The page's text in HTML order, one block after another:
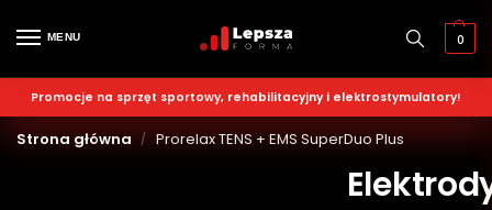
MENU 0
Promocje na sprzęt sportowy, rehabilitacyjny i elektrostymulatory!
Strona główna / Prorelax TENS + EMS SuperDuo Plus